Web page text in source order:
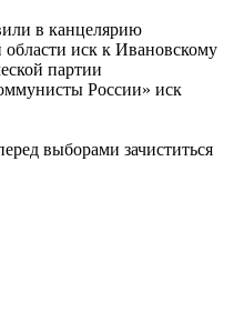
в канцелярию
иск к Ивановскому
партии
России» иск
выборами зачиститься